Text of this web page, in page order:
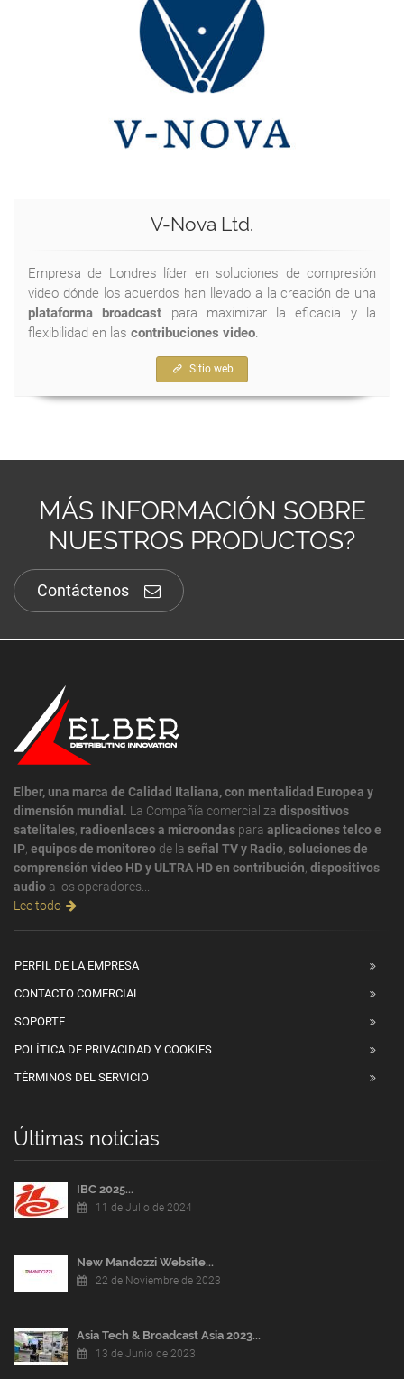
V-Nova Ltd.
Empresa de Londres líder en soluciones de compresión
video dónde los acuerdos han llevado a la creación de una
plataforma broadcast para maximizar la eficacia y la
flexibilidad en las contribuciones video.
Sitio web
MÁS INFORMACIÓN SOBRE
NUESTROS PRODUCTOS?
Contáctenos
Elber, una marca de Calidad Italiana, con mentalidad Europea y
dimensión mundial. La Compañía comercializa dispositivos
satelitales radioenlaces a microondas para aplicaciones telco e
IP equipos de monitoreo de la señal TV y Radio soluciones de
comprensión video HD y ULTRA HD en contribución dispositivos
audio a los operadores...
Lee todo
PERFIL DE LA EMPRESA
CONTACTO COMERCIAL
SOPORTE
POLÍTICA DE PRIVACIDAD Y COOKIES
TÉRMINOS DEL SERVICIO
Últimas noticias
IBC 2025...
11 de Julio de 2024
New Mandozzi Website...
22 de Noviembre de 2023
Asia Tech & Broadcast Asia 2023...
13 de Junio de 2023